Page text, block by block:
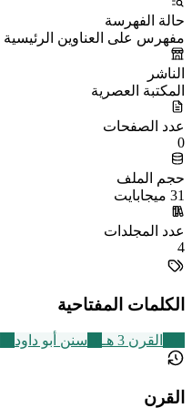
حالة الفهرسة
مفهرس على العناوين الرئيسية
الناشر
المكتبة العصرية
عدد الصفحات
0
حجم الملف
31 ميجابايت
عدد المجلدات
4
الكلمات المفتاحية
القرن 3 هـ سنن أبو داود
القرن